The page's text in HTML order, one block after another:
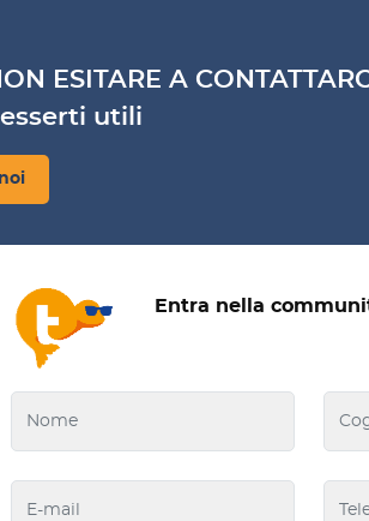
ESITARE A
utili
Entra nella